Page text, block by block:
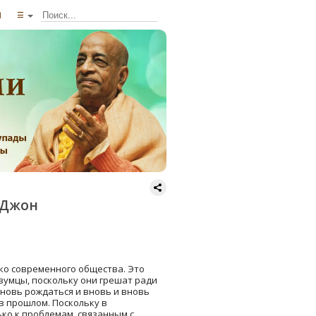
☰
современного общества. Это
поскольку они грешат ради
рождаться и вновь и вновь
прошлом. Поскольку в